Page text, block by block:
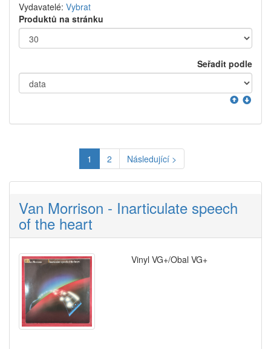
Vydavatelé: Vybrat
Produktů na stránku
Seřadit podle
1 2 Následující >
Van Morrison - Inarticulate speech
of the heart
Vinyl VG+/Obal VG+